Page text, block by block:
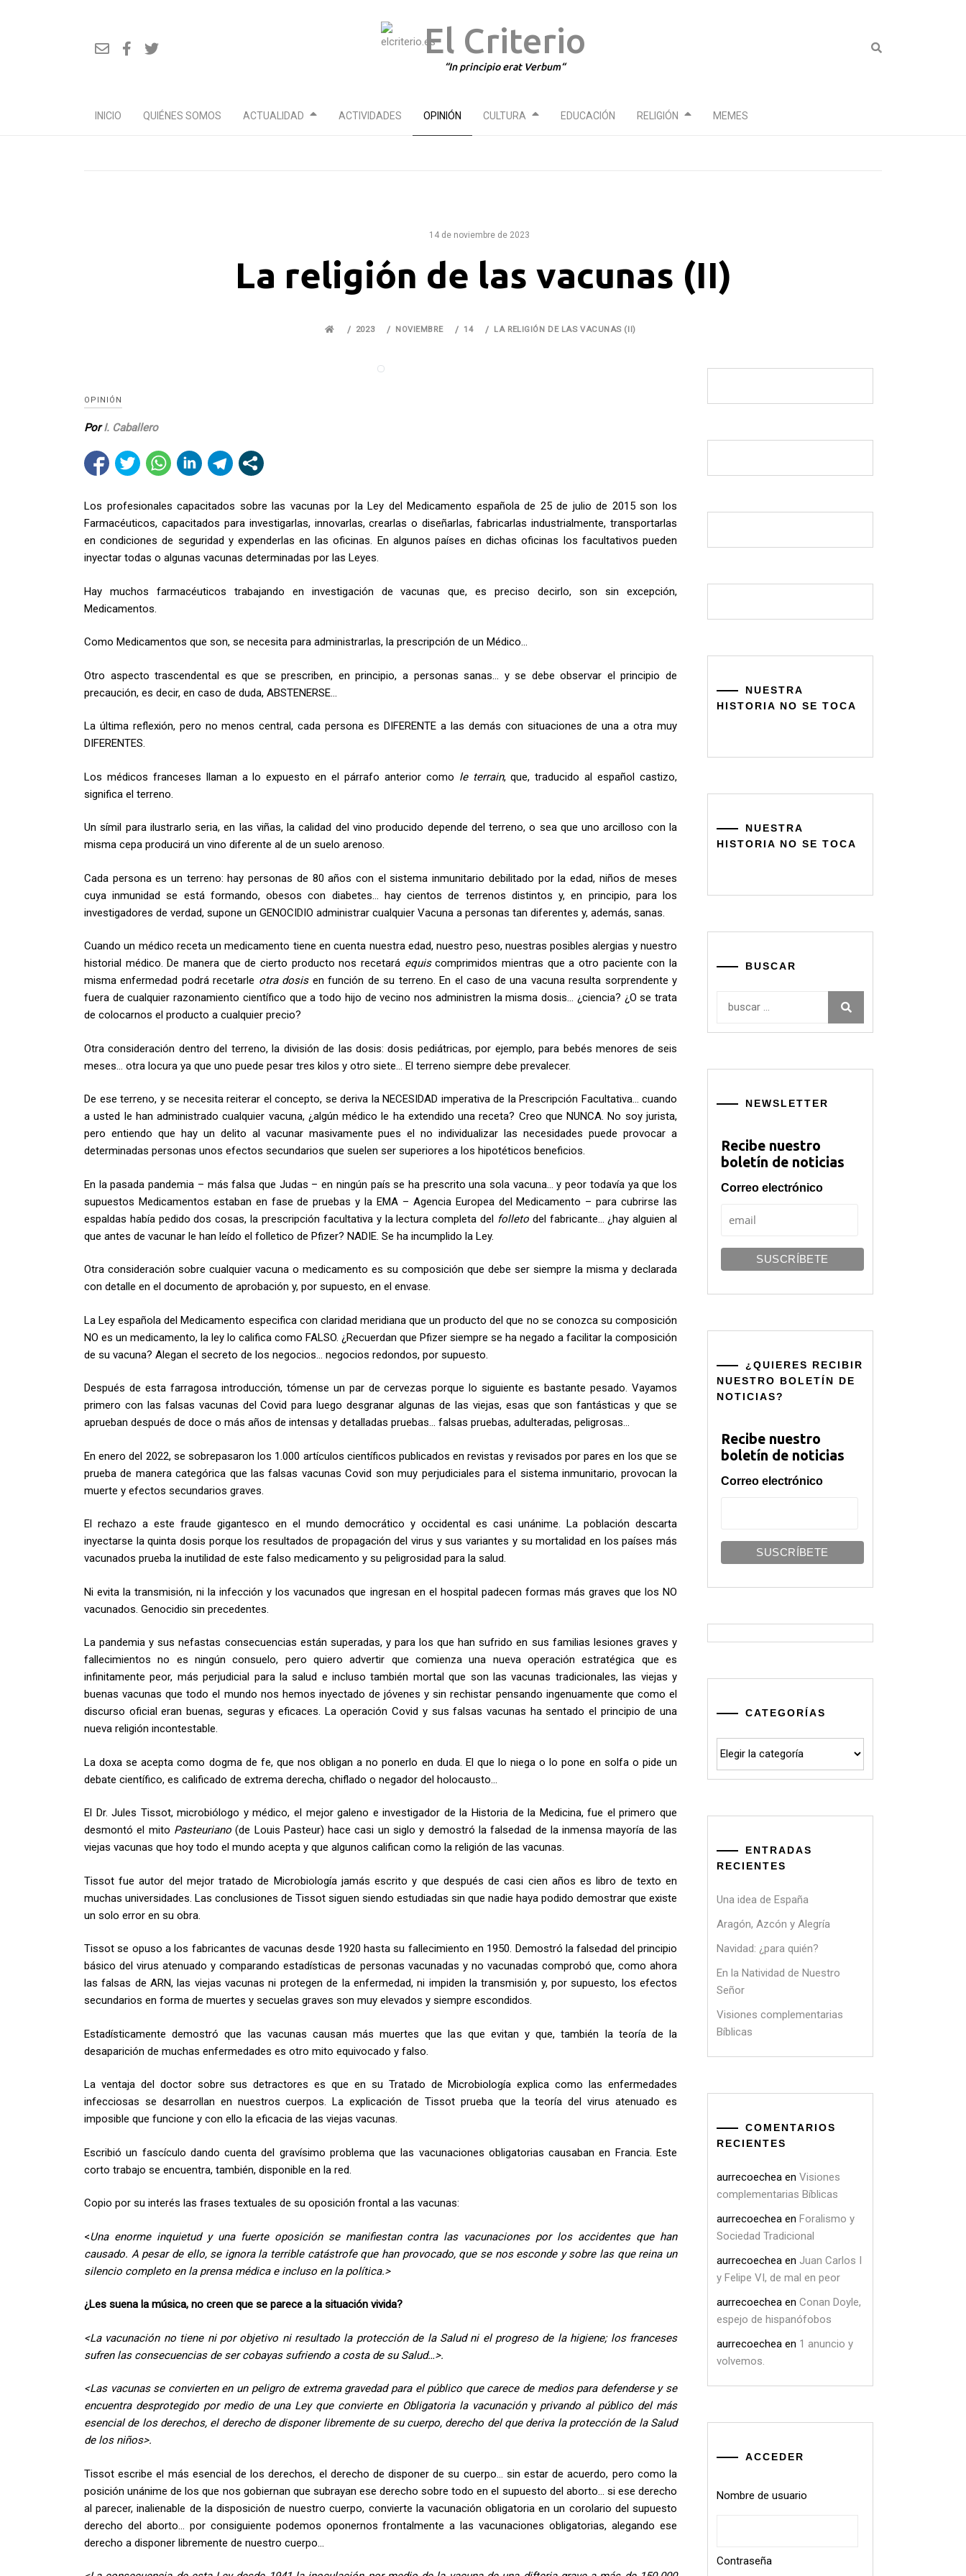
El Criterio
In principio erat Verbum
INICIO QUIÉNES SOMOS ACTUALIDAD ACTIVIDADES OPINIÓN CULTURA EDUCACIÓN RELIGIÓN MEMES
14 de noviembre de 2023
La religión de las vacunas (II)
2023 NOVIEMBRE 14 LA RELIGIÓN DE LAS VACUNAS (II)
OPINIÓN
PorI. Caballero
Los profesionales capacitados sobre las vacunas por la Ley del Medicamento española de 25 de julio de 2015 son los
Farmacéuticos, capacitados para investigarlas, innovarlas, crearlas o diseñarlas, fabricarlas industrialmente, transportarlas
en condiciones de seguridad y expenderlas en las oficinas. En algunos países en dichas oficinas los facultativos pueden
inyectar todas o algunas vacunas determinadas por las Leyes.
Hay muchos farmacéuticos trabajando en investigación de vacunas que, es preciso decirlo, son sin excepción,
Medicamentos.
Como Medicamentos que son, se necesita para administrarlas, la prescripción de un Médico…
Otro aspecto trascendental es que se prescriben, en principio, a personas sanas… y se debe observar el principio de
precaución, es decir, en caso de duda, ABSTENERSE…
La última reflexión, pero no menos central, cada persona es DIFERENTE a las demás con situaciones de una a otra muy
DIFERENTES.
Los médicos franceses llaman a lo expuesto en el párrafo anterior como le terrain, que, traducido al español castizo,
significa el terreno.
Un símil para ilustrarlo seria, en las viñas, la calidad del vino producido depende del terreno, o sea que uno arcilloso con la
misma cepa producirá un vino diferente al de un suelo arenoso.
Cada persona es un terreno: hay personas de 80 años con el sistema inmunitario debilitado por la edad, niños de meses
cuya inmunidad se está formando, obesos con diabetes… hay cientos de terrenos distintos y, en principio, para los
investigadores de verdad, supone un GENOCIDIO administrar cualquier Vacuna a personas tan diferentes y, además, sanas.
Cuando un médico receta un medicamento tiene en cuenta nuestra edad, nuestro peso, nuestras posibles alergias y nuestro
historial médico. De manera que de cierto producto nos recetará equiscomprimidos mientras que a otro paciente con la
misma enfermedad podrá recetarle otra dosisen función de su terreno. En el caso de una vacuna resulta sorprendente y
fuera de cualquier razonamiento científico que a todo hijo de vecino nos administren la misma dosis… ¿ciencia? ¿O se trata
de colocarnos el producto a cualquier precio?
Otra consideración dentro del terreno, la división de las dosis: dosis pediátricas, por ejemplo, para bebés menores de seis
meses… otra locura ya que uno puede pesar tres kilos y otro siete… El terreno siempre debe prevalecer.
De ese terreno, y se necesita reiterar el concepto, se deriva la NECESIDAD imperativa de la Prescripción Facultativa… cuando
a usted le han administrado cualquier vacuna, ¿algún médico le ha extendido una receta? Creo que NUNCA. No soy jurista,
pero entiendo que hay un delito al vacunar masivamente pues el no individualizar las necesidades puede provocar a
determinadas personas unos efectos secundarios que suelen ser superiores a los hipotéticos beneficios.
En la pasada pandemia – más falsa que Judas – en ningún país se ha prescrito una sola vacuna… y peor todavía ya que los
supuestos Medicamentos estaban en fase de pruebas y la EMA – Agencia Europea del Medicamento – para cubrirse las
espaldas había pedido dos cosas, la prescripción facultativa y la lectura completa del folletodel fabricante… ¿hay alguien al
que antes de vacunar le han leído el folletico de Pfizer? NADIE. Se ha incumplido la Ley.
Otra consideración sobre cualquier vacuna o medicamento es su composición que debe ser siempre la misma y declarada
con detalle en el documento de aprobación y, por supuesto, en el envase.
La Ley española del Medicamento especifica con claridad meridiana que un producto del que no se conozca su composición
NO es un medicamento, la ley lo califica como FALSO. ¿Recuerdan que Pfizer siempre se ha negado a facilitar la composición
de su vacuna? Alegan el secreto de los negocios… negocios redondos, por supuesto.
Después de esta farragosa introducción, tómense un par de cervezas porque lo siguiente es bastante pesado. Vayamos
primero con las falsas vacunas del Covid para luego desgranar algunas de las viejas, esas que son fantásticas y que se
aprueban después de doce o más años de intensas y detalladas pruebas… falsas pruebas, adulteradas, peligrosas…
En enero del 2022, se sobrepasaron los 1.000 artículos científicos publicados en revistas y revisados por pares en los que se
prueba de manera categórica que las falsas vacunas Covid son muy perjudiciales para el sistema inmunitario, provocan la
muerte y efectos secundarios graves.
El rechazo a este fraude gigantesco en el mundo democrático y occidental es casi unánime. La población descarta
inyectarse la quinta dosis porque los resultados de propagación del virus y sus variantes y su mortalidad en los países más
vacunados prueba la inutilidad de este falso medicamento y su peligrosidad para la salud.
Ni evita la transmisión, ni la infección y los vacunados que ingresan en el hospital padecen formas más graves que los NO
vacunados. Genocidio sin precedentes.
La pandemia y sus nefastas consecuencias están superadas, y para los que han sufrido en sus familias lesiones graves y
fallecimientos no es ningún consuelo, pero quiero advertir que comienza una nueva operación estratégica que es
infinitamente peor, más perjudicial para la salud e incluso también mortal que son las vacunas tradicionales, las viejas y
buenas vacunas que todo el mundo nos hemos inyectado de jóvenes y sin rechistar pensando ingenuamente que como el
discurso oficial eran buenas, seguras y eficaces. La operación Covid y sus falsas vacunas ha sentado el principio de una
nueva religión incontestable.
La doxa se acepta como dogma de fe, que nos obligan a no ponerlo en duda. El que lo niega o lo pone en solfa o pide un
debate científico, es calificado de extrema derecha, chiflado o negador del holocausto…
El Dr. Jules Tissot, microbiólogo y médico, el mejor galeno e investigador de la Historia de la Medicina, fue el primero que
desmontó el mito Pasteuriano(de Louis Pasteur) hace casi un siglo y demostró la falsedad de la inmensa mayoría de las
viejas vacunas que hoy todo el mundo acepta y que algunos califican como la religión de las vacunas.
Tissot fue autor del mejor tratado de Microbiología jamás escrito y que después de casi cien años es libro de texto en
muchas universidades. Las conclusiones de Tissot siguen siendo estudiadas sin que nadie haya podido demostrar que existe
un solo error en su obra.
Tissot se opuso a los fabricantes de vacunas desde 1920 hasta su fallecimiento en 1950. Demostró la falsedad del principio
básico del virus atenuado y comparando estadísticas de personas vacunadas y no vacunadas comprobó que, como ahora
las falsas de ARN, las viejas vacunas ni protegen de la enfermedad, ni impiden la transmisión y, por supuesto, los efectos
secundarios en forma de muertes y secuelas graves son muy elevados y siempre escondidos.
Estadísticamente demostró que las vacunas causan más muertes que las que evitan y que, también la teoría de la
desaparición de muchas enfermedades es otro mito equivocado y falso.
La ventaja del doctor sobre sus detractores es que en su Tratado de Microbiología explica como las enfermedades
infecciosas se desarrollan en nuestros cuerpos. La explicación de Tissot prueba que la teoría del virus atenuado es
imposible que funcione y con ello la eficacia de las viejas vacunas.
Escribió un fascículo dando cuenta del gravísimo problema que las vacunaciones obligatorias causaban en Francia. Este
corto trabajo se encuentra, también, disponible en la red.
Copio por su interés las frases textuales de su oposición frontal a las vacunas:
<Una enorme inquietud y una fuerte oposición se manifiestan contra las vacunaciones por los accidentes que han
causado. A pesar de ello, se ignora la terrible catástrofe que han provocado, que se nos esconde y sobre las que reina un
silencio completo en la prensa médica e incluso en la política.>
¿Les suena la música, no creen que se parece a la situación vivida?
<La vacunación no tiene ni por objetivo ni resultado la protección de la Salud ni el progreso de la higiene; los franceses
sufren las consecuencias de ser cobayas sufriendo a costa de su Salud…>.
<Las vacunas se convierten en un peligro de extrema gravedad para el público que carece de medios para defenderse y se
encuentra desprotegido por medio de una Ley que convierte en Obligatoria la vacunacióny privando al público del más
esencial de los derechos, el derecho de disponer libremente de su cuerpo, derecho del que deriva la protección de la Salud
de los niños>.
Tissot escribe el más esencial de los derechos, el derecho de disponer de su cuerpo… sin estar de acuerdo, pero como la
posición unánime de los que nos gobiernan que subrayan ese derecho sobre todo en el supuesto del aborto… si ese derecho
al parecer, inalienable de la disposición de nuestro cuerpo, convierte la vacunación obligatoria en un corolario del supuesto
derecho del aborto… por consiguiente podemos oponernos frontalmente a las vacunaciones obligatorias, alegando ese
derecho a disponer libremente de nuestro cuerpo…
NUESTRA
HISTORIA NO SE TOCA
NUESTRA
HISTORIA NO SE TOCA
BUSCAR
NEWSLETTER
Recibe nuestro
boletín de noticias
Correo electrónico
¿QUIERES RECIBIR
NUESTRO BOLETÍN DE
NOTICIAS?
Recibe nuestro
boletín de noticias
Correo electrónico
CATEGORÍAS
ENTRADAS
RECIENTES
Una idea de España
Aragón, Azcón y Alegría
Navidad: ¿para quién?
En la Natividad de Nuestro
Señor
Visiones complementarias
Bíblicas
COMENTARIOS
RECIENTES
aurrecoechea en Visiones
complementarias Bíblicas
aurrecoechea en Foralismo y
Sociedad Tradicional
aurrecoechea en Juan Carlos I
y Felipe VI, de mal en peor
aurrecoechea en Conan Doyle,
espejo de hispanófobos
aurrecoechea en 1 anuncio y
volvemos.
ACCEDER
Nombre de usuario
Contraseña